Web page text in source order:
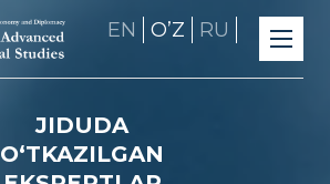
EN OʼZ RU
JIDUDA
O‘TKAZILGAN